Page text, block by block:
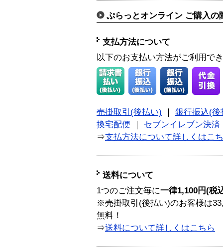
ぷらっとオンライン ご購入の
支払方法について
以下のお支払い方法がご利用で
売掛取引(後払い) ｜ 銀行振込(後
換宅配便 ｜ セブンイレブン決済
⇒支払方法について詳しくはこ
送料について
1つのご注文毎に一律1,100円(税
※売掛取引(後払い)のお客様は
無料！
⇒送料について詳しくはこちら